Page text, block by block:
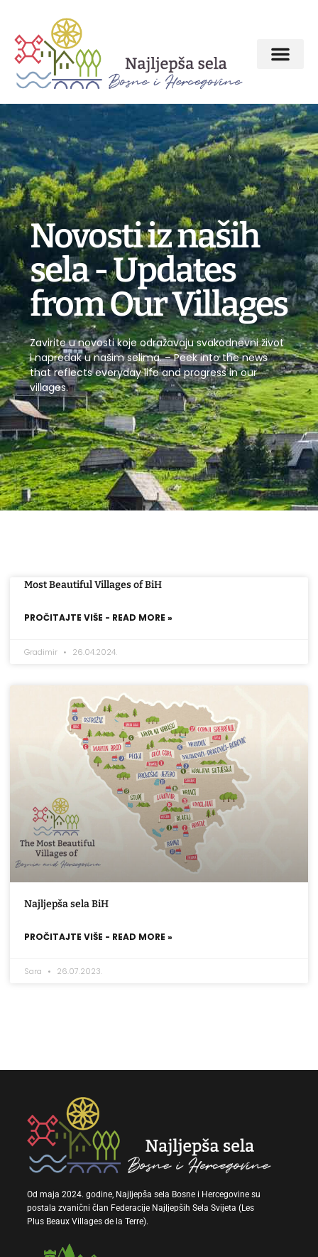
Novosti iz naših
sela - Updates
from Our Villages
Zavirite u novosti koje odražavaju svakodnevni život
i napredak u našim selima. – Peek into the news
that reflects everyday life and progress in our
villages.
Most Beautiful Villages of BiH
PROČITAJTE VIŠE - READ MORE »
Gradimir 26.04.2024.
Najljepša sela BiH
PROČITAJTE VIŠE - READ MORE »
Sara 26.07.2023.
Od maja 2024. godine, Najljepša sela Bosne i Hercegovine su
postala zvanični član Federacije Najljepših Sela Svijeta (Les
Plus Beaux Villages de la Terre).